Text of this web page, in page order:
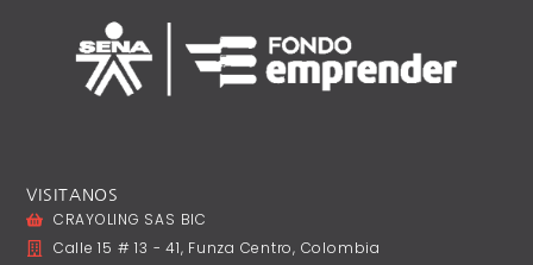
VISITANOS
CRAYOLING SAS BIC
Calle 15 # 13 - 41, Funza Centro, Colombia